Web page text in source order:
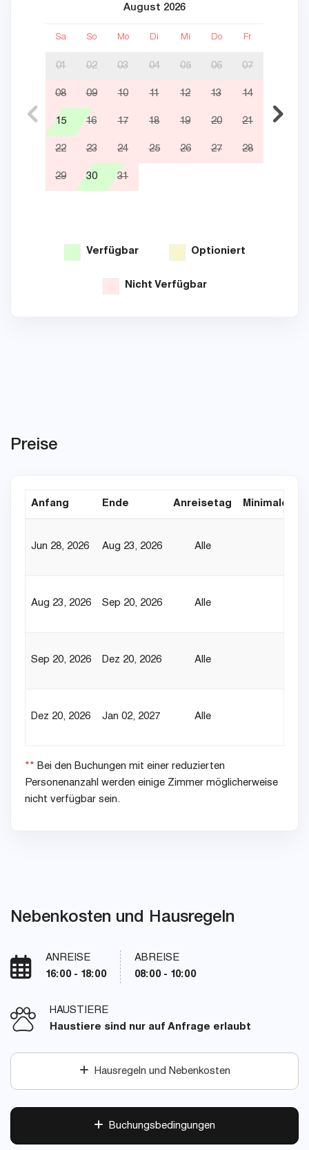
August 2026
Sa So Mo Di Mi Do Fr
01 02 03 04 05 06 07
08 09 10 11 12 13 14
15 16 17 18 19 20 21
22 23 24 25 26 27 28
29 30 31
Verfügbar Optioniert
Nicht Verfügbar
Preise
Anfang Ende Anreisetag Minimaler
Jun 28, 2026 Aug 23, 2026 Alle
Aug 23, 2026 Sep 20, 2026 Alle
Sep 20, 2026 Dez 20, 2026 Alle
Dez 20, 2026 Jan 02, 2027 Alle
** Bei den Buchungen mit einer reduzierten
Personenanzahl werden einige Zimmer möglicherweise
nicht verfügbar sein.
Nebenkosten und Hausregeln
ANREISE
16:00 - 18:00
ABREISE
08:00 - 10:00
HAUSTIERE
Haustiere sind nur auf Anfrage erlaubt
Hausregeln und Nebenkosten
Buchungsbedingungen